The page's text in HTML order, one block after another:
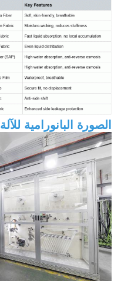
الصورة البانورامية للآلة